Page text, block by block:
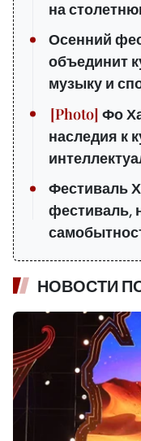
на
Осенний
объединит
музыку и
Фо
наследия к
Фестиваль
фестиваль,
НОВОСТИ